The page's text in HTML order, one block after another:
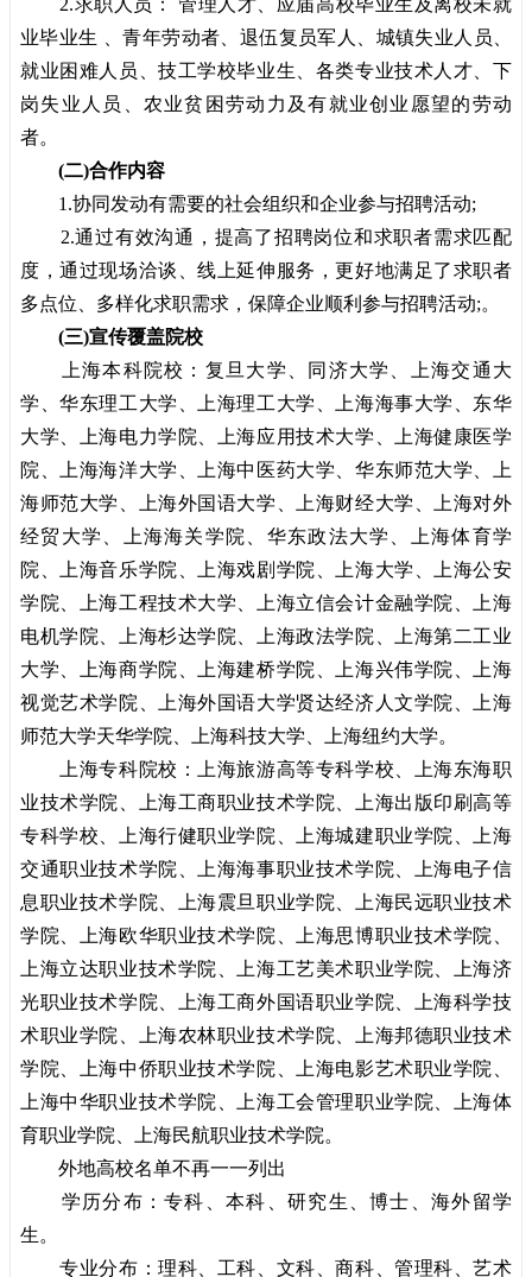
2.求职人员： 管理人才、应届高校毕业生及离校未就
业毕业生 、青年劳动者、退伍复员军人、城镇失业人员、
就业困难人员、技工学校毕业生、各类专业技术人才、下
岗失业人员、农业贫困劳动力及有就业创业愿望的劳动
者。
(二)合作内容
1.协同发动有需要的社会组织和企业参与招聘活动;
2.通过有效沟通，提高了招聘岗位和求职者需求匹配
度，通过现场洽谈、线上延伸服务，更好地满足了求职者
多点位、多样化求职需求，保障企业顺利参与招聘活动;。
(三)宣传覆盖院校
上海本科院校：复旦大学、同济大学、上海交通大
学、华东理工大学、上海理工大学、上海海事大学、东华
大学、上海电力学院、上海应用技术大学、上海健康医学
院、上海海洋大学、上海中医药大学、华东师范大学、上
海师范大学、上海外国语大学、上海财经大学、上海对外
经贸大学、上海海关学院、华东政法大学、上海体育学
院、上海音乐学院、上海戏剧学院、上海大学、上海公安
学院、上海工程技术大学、上海立信会计金融学院、上海
电机学院、上海杉达学院、上海政法学院、上海第二工业
大学、上海商学院、上海建桥学院、上海兴伟学院、上海
视觉艺术学院、上海外国语大学贤达经济人文学院、上海
师范大学天华学院、上海科技大学、上海纽约大学。
上海专科院校：上海旅游高等专科学校、上海东海职
业技术学院、上海工商职业技术学院、上海出版印刷高等
专科学校、上海行健职业学院、上海城建职业学院、上海
交通职业技术学院、上海海事职业技术学院、上海电子信
息职业技术学院、上海震旦职业学院、上海民远职业技术
学院、上海欧华职业技术学院、上海思博职业技术学院、
上海立达职业技术学院、上海工艺美术职业学院、上海济
光职业技术学院、上海工商外国语职业学院、上海科学技
术职业学院、上海农林职业技术学院、上海邦德职业技术
学院、上海中侨职业技术学院、上海电影艺术职业学院、
上海中华职业技术学院、上海工会管理职业学院、上海体
育职业学院、上海民航职业技术学院。
外地高校名单不再一一列出
学历分布：专科、本科、研究生、博士、海外留学
生。
专业分布：理科、工科、文科、商科、管理科、艺术